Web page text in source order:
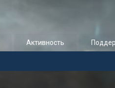
Активность